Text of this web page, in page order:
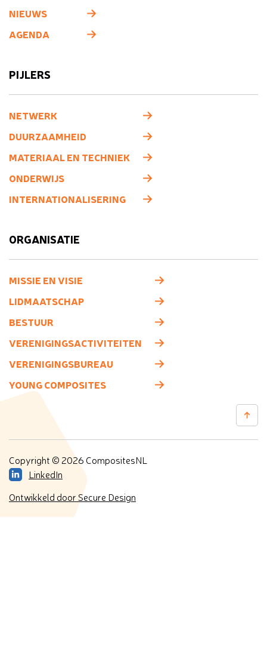
NIEUWS
AGENDA
PIJLERS
NETWERK
DUURZAAMHEID
MATERIAAL EN TECHNIEK
ONDERWIJS
INTERNATIONALISERING
ORGANISATIE
MISSIE EN VISIE
LIDMAATSCHAP
BESTUUR
VERENIGINGSACTIVITEITEN
VERENIGINGSBUREAU
YOUNG COMPOSITES
Copyright © 2026 CompositesNL
LinkedIn
Ontwikkeld door Secure Design